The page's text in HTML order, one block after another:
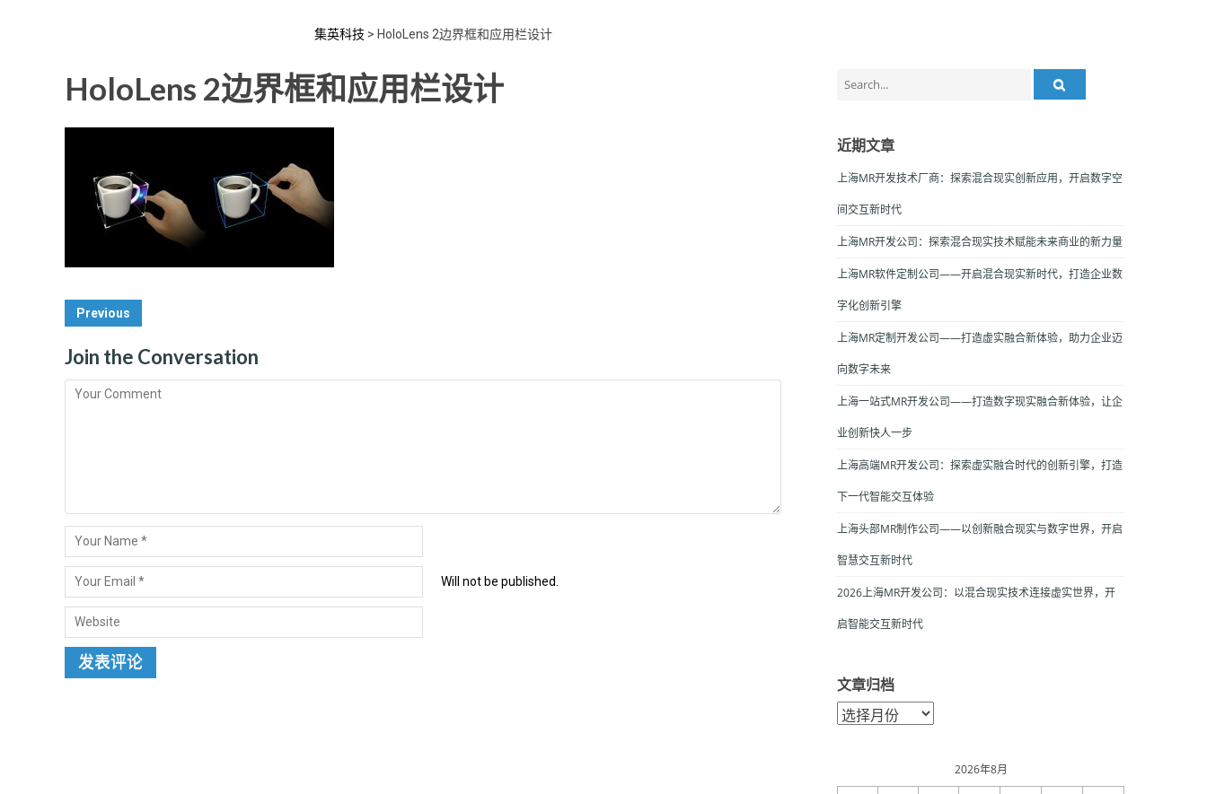
集英科技 > HoloLens 2边界框和应用栏设计
HoloLens 2边界框和应用栏设计
Post
Navigation
Previous
Join the Conversation
Will not be published.
for:
近期文章
上海MR开发技术厂商：探索混合现实创新应用，开启数字空
间交互新时代
上海MR开发公司：探索混合现实技术赋能未来商业的新力量
上海MR软件定制公司——开启混合现实新时代，打造企业数
字化创新引擎
上海MR定制开发公司——打造虚实融合新体验，助力企业迈
向数字未来
上海一站式MR开发公司——打造数字现实融合新体验，让企
业创新快人一步
上海高端MR开发公司：探索虚实融合时代的创新引擎，打造
下一代智能交互体验
上海头部MR制作公司——以创新融合现实与数字世界，开启
智慧交互新时代
2026上海MR开发公司：以混合现实技术连接虚实世界，开
启智能交互新时代
文章归档
文
章
2026年8月